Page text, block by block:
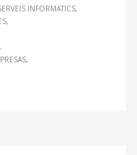
INFORMATICS